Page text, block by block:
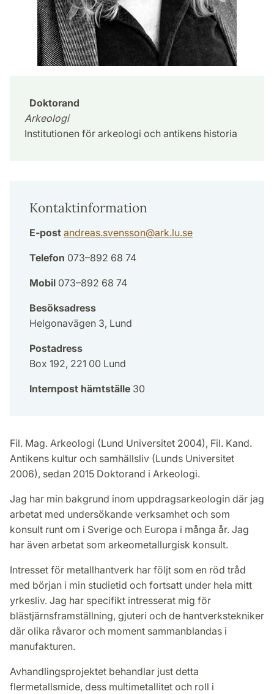
Doktorand
Arkeologi
Institutionen för arkeologi och antikens historia
Kontaktinformation
E-post andreas.svensson@ark.lu.se
Telefon 073–892 68 74
Mobil 073–892 68 74
Besöksadress
Helgonavägen 3, Lund
Postadress
Box 192, 221 00 Lund
Internpost hämtställe 30
Fil. Mag. Arkeologi (Lund Universitet 2004), Fil. Kand.
Antikens kultur och samhällsliv (Lunds Universitet
2006), sedan 2015 Doktorand i Arkeologi.
Jag har min bakgrund inom uppdragsarkeologin där jag
arbetat med undersökande verksamhet och som
konsult runt om i Sverige och Europa i många år. Jag
har även arbetat som arkeometallurgisk konsult.
Intresset för metallhantverk har följt som en röd tråd
med början i min studietid och fortsatt under hela mitt
yrkesliv. Jag har specifikt intresserat mig för
blästjärnsframställning, gjuteri och de hantverkstekniker
där olika råvaror och moment sammanblandas i
manufakturen.
Avhandlingsprojektet behandlar just detta
flermetallsmide, dess multimetallitet och roll i